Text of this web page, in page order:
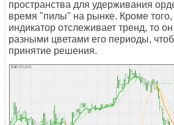
пространства для удерживания
время "пилы" на рынке. Кроме того,
индикатор отслеживает тренд, то
разными цветами его периоды,
принятие решения.